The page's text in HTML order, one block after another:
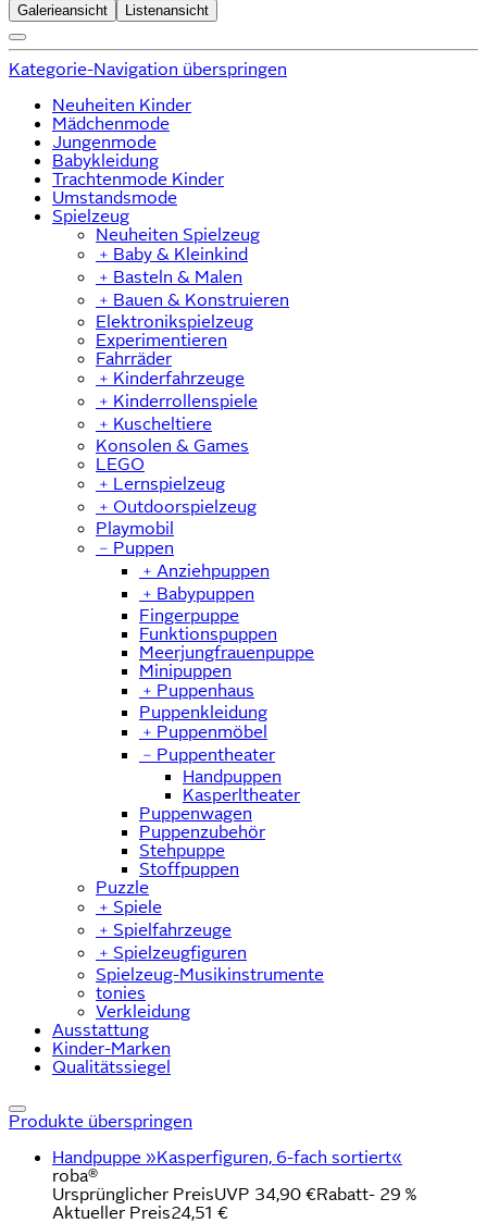
Galerieansicht Listenansicht
Kategorie-Navigation überspringen
Neuheiten Kinder
Mädchenmode
Jungenmode
Babykleidung
Trachtenmode Kinder
Umstandsmode
Spielzeug
Neuheiten Spielzeug
﹢ Baby & Kleinkind
﹢ Basteln & Malen
﹢ Bauen & Konstruieren
Elektronikspielzeug
Experimentieren
Fahrräder
﹢ Kinderfahrzeuge
﹢ Kinderrollenspiele
﹢ Kuscheltiere
Konsolen & Games
LEGO
﹢ Lernspielzeug
﹢ Outdoorspielzeug
Playmobil
﹣ Puppen
﹢ Anziehpuppen
﹢ Babypuppen
Fingerpuppe
Funktionspuppen
Meerjungfrauenpuppe
Minipuppen
﹢ Puppenhaus
Puppenkleidung
﹢ Puppenmöbel
﹣ Puppentheater
Handpuppen
Kasperltheater
Puppenwagen
Puppenzubehör
Stehpuppe
Stoffpuppen
Puzzle
﹢ Spiele
﹢ Spielfahrzeuge
﹢ Spielzeugfiguren
Spielzeug-Musikinstrumente
tonies
Verkleidung
Ausstattung
Kinder-Marken
Qualitätssiegel
Produkte überspringen
Handpuppe »Kasperfiguren, 6-fach sortiert«
roba®
Ursprünglicher PreisUVP 34,90 €Rabatt- 29 %
Aktueller Preis24,51 €